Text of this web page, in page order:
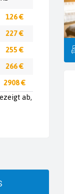
126 €
227 €
255 €
266 €
2908 €
ab,